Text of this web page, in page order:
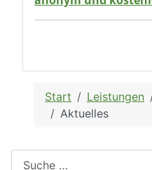
Landwirtschaft
Aktuelles